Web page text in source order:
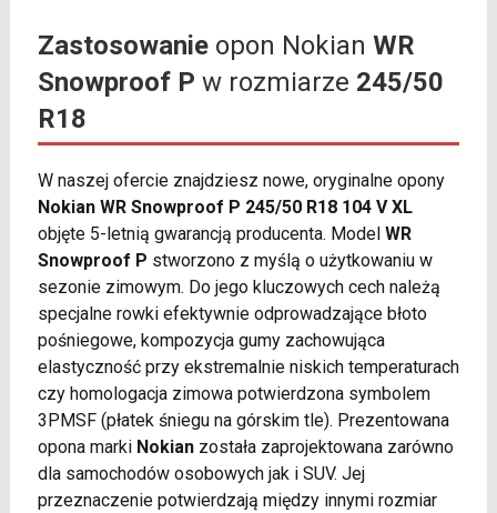
Zastosowanieopon Nokian WR
Snowproof P w rozmiarze 245/50
R18
W naszej ofercie znajdziesz nowe, oryginalne opony
Nokian WR Snowproof P 245/50 R18 104 V XL
objęte 5-letnią gwarancją producenta. Model WR
Snowproof P stworzono z myślą o użytkowaniu w
sezonie zimowym. Do jego kluczowych cech należą
specjalne rowki efektywnie odprowadzające błoto
pośniegowe, kompozycja gumy zachowująca
elastyczność przy ekstremalnie niskich temperaturach
czy homologacja zimowa potwierdzona symbolem
3PMSF (płatek śniegu na górskim tle). Prezentowana
opona marki Nokianzostała zaprojektowana zarówno
dla samochodów osobowych jak i SUV. Jej
przeznaczenie potwierdzają między innymi rozmiar